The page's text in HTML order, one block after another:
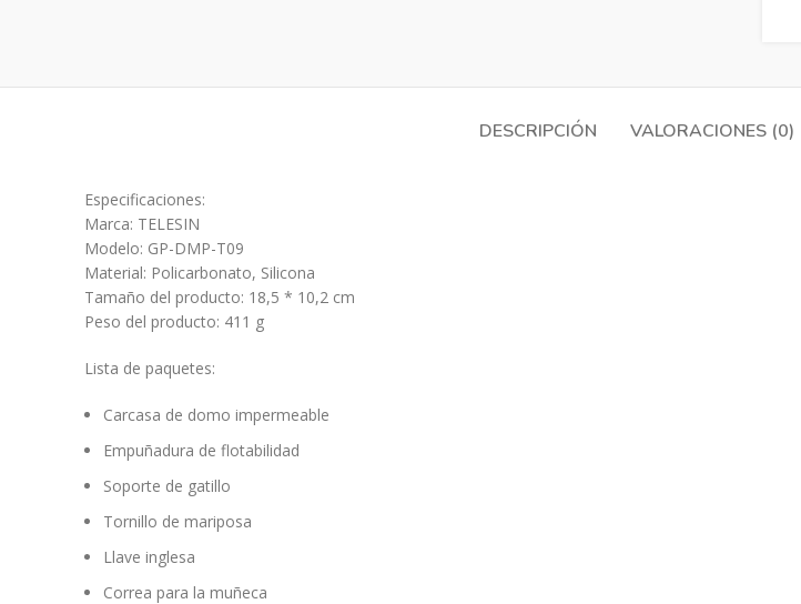
DESCRIPCIÓN VALORACIONES (0)
Especificaciones:
Marca: TELESIN
Modelo: GP-DMP-T09
Material: Policarbonato, Silicona
Tamaño del producto: 18,5 * 10,2 cm
Peso del producto: 411 g
Lista de paquetes:
Carcasa de domo impermeable
Empuñadura de flotabilidad
Soporte de gatillo
Tornillo de mariposa
Llave inglesa
Correa para la muñeca